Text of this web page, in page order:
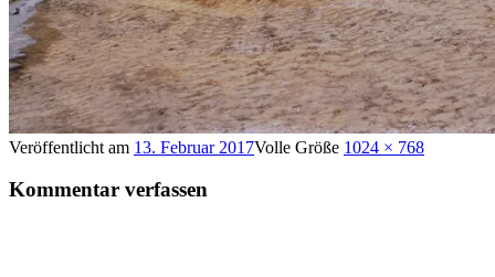
Veröffentlicht am 13. Februar 2017Volle Größe 1024 × 768
Kommentar verfassen